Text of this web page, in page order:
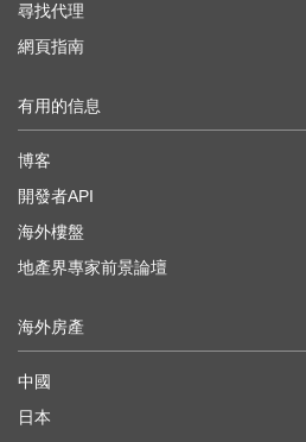
尋找代理
網頁指南
有用的信息
博客
開發者API
海外樓盤
地產界專家前景論壇
海外房產
中國
日本